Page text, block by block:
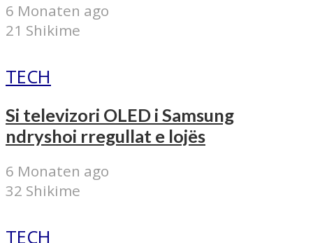
6 Monaten ago
21 Shikime
TECH
Si televizori OLED i Samsung
ndryshoi rregullat e lojës
6 Monaten ago
32 Shikime
TECH